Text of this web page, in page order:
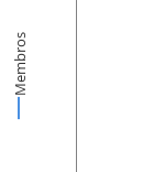
Membros